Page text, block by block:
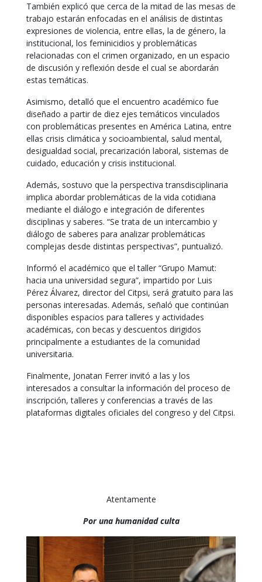
También explicó que cerca de la mitad de las mesas de
trabajo estarán enfocadas en el análisis de distintas
expresiones de violencia, entre ellas, la de género, la
institucional, los feminicidios y problemáticas
relacionadas con el crimen organizado, en un espacio
de discusión y reflexión desde el cual se abordarán
estas temáticas.
Asimismo, detalló que el encuentro académico fue
diseñado a partir de diez ejes temáticos vinculados
con problemáticas presentes en América Latina, entre
ellas crisis climática y socioambiental, salud mental,
desigualdad social, precarización laboral, sistemas de
cuidado, educación y crisis institucional.
Además, sostuvo que la perspectiva transdisciplinaria
implica abordar problemáticas de la vida cotidiana
mediante el diálogo e integración de diferentes
disciplinas y saberes. “Se trata de un intercambio y
diálogo de saberes para analizar problemáticas
complejas desde distintas perspectivas”, puntualizó.
Informó el académico que el taller “Grupo Mamut:
hacia una universidad segura”, impartido por Luis
Pérez Álvarez, director del Citpsi, será gratuito para las
personas interesadas. Además, señaló que continúan
disponibles espacios para talleres y actividades
académicas, con becas y descuentos dirigidos
principalmente a estudiantes de la comunidad
universitaria.
Finalmente, Jonatan Ferrer invitó a las y los
interesados a consultar la información del proceso de
inscripción, talleres y conferencias a través de las
plataformas digitales oficiales del congreso y del Citpsi.
Atentamente
Por una humanidad culta